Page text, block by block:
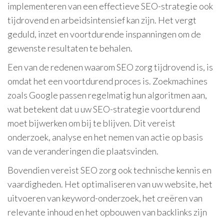
implementeren van een effectieve SEO-strategie ook
tijdrovend en arbeidsintensief kan zijn. Het vergt
geduld, inzet en voortdurende inspanningen om de
gewenste resultaten te behalen.
Een van de redenen waarom SEO zorg tijdrovend is, is
omdat het een voortdurend proces is. Zoekmachines
zoals Google passen regelmatig hun algoritmen aan,
wat betekent dat u uw SEO-strategie voortdurend
moet bijwerken om bij te blijven. Dit vereist
onderzoek, analyse en het nemen van actie op basis
van de veranderingen die plaatsvinden.
Bovendien vereist SEO zorg ook technische kennis en
vaardigheden. Het optimaliseren van uw website, het
uitvoeren van keyword-onderzoek, het creëren van
relevante inhoud en het opbouwen van backlinks zijn